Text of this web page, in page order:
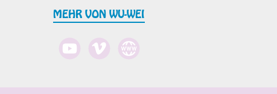
MEHR VON WU-WEI
YouTube Vimeo Website